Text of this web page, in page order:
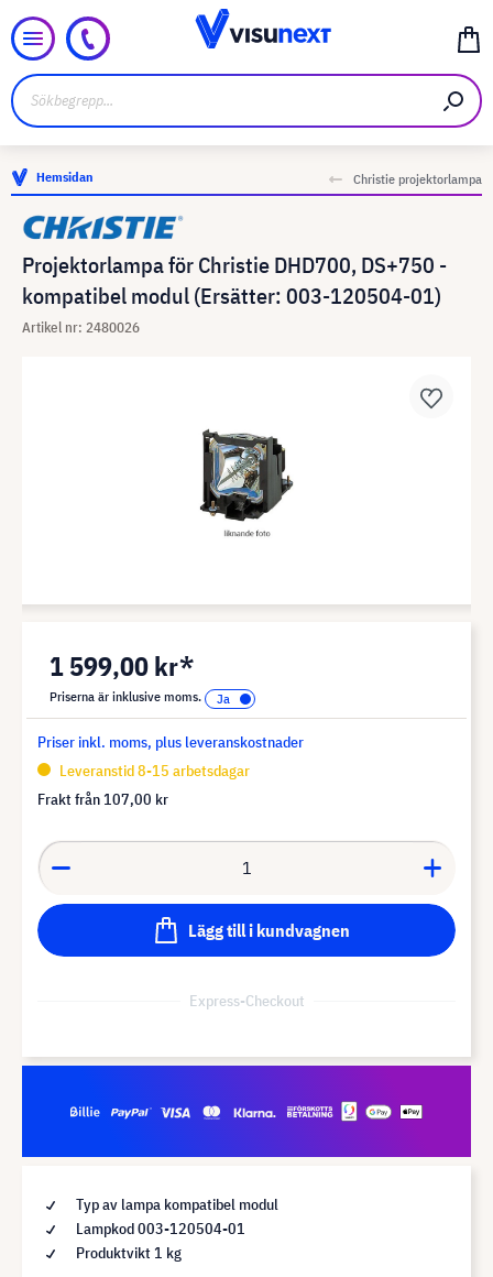
Hemsidan Christie projektorlampa
Projektorlampa för Christie DHD700, DS+750 -
kompatibel modul (Ersätter: 003-120504-01)
Artikel nr: 2480026
1 599,00 kr*
Priserna är inklusive moms.
Priser inkl. moms, plus leveranskostnader
Leveranstid 8-15 arbetsdagar
Frakt från 107,00 kr
Lägg till i kundvagnen
Express-Checkout
Typ av lampa kompatibel modul
Lampkod 003-120504-01
Produktvikt 1 kg